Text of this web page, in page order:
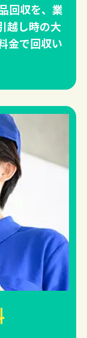
回収を、業
越し時の大
金で回収い